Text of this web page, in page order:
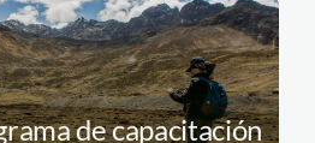
de capacitación